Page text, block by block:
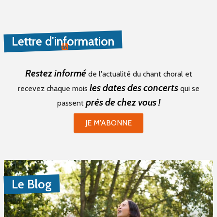
RSS PETITES ANNONCES
Lettre d'information
Restez informé de l'actualité du chant choral et
recevez chaque mois les dates des concertsqui se
passent près de chez vous !
JE M'ABONNE
Le Blog